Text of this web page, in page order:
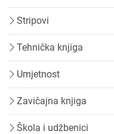
Stripovi
Tehnička knjiga
Umjetnost
Zavičajna knjiga
Škola i udžbenici